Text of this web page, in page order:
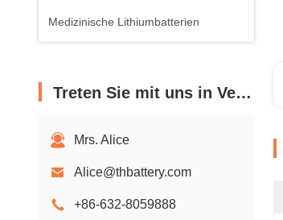
Medizinische Lithiumbatterien
Treten Sie mit uns in Verbindung
Mrs. Alice
Alice@thbattery.com
+86-632-8059888